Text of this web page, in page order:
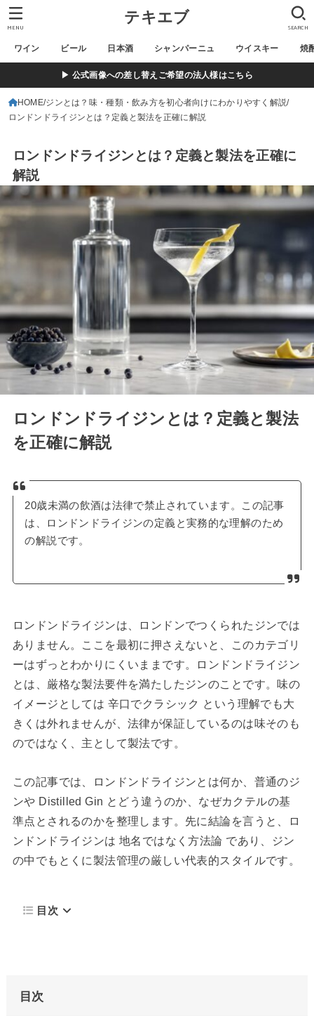
テキエブ
ワイン ビール 日本酒 シャンパーニュ ウイスキー 焼
SEARCH
MENU
▶ 公式画像への差し替えご希望の法人様はこちら
HOME ジンとは？味・種類・飲み方を初心者向けにわかりやすく解説
ロンドンドライジンとは？定義と製法を正確に解説
ロンドンドライジンとは？定義と製法を正確に
解説
ロンドンドライジンとは？定義と製法
を正確に解説
20歳未満の飲酒は法律で禁止されています。この記事
は、ロンドンドライジンの定義と実務的な理解のため
の解説です。
ロンドンドライジンは、ロンドンでつくられたジンでは
ありません。ここを最初に押さえないと、このカテゴリ
ーはずっとわかりにくいままです。ロンドンドライジン
とは、厳格な製法要件を満たしたジンのことです。味の
イメージとしては 辛口でクラシック という理解でも大
きくは外れませんが、法律が保証しているのは味そのも
のではなく、主として製法です。
この記事では、ロンドンドライジンとは何か、普通のジ
ンや Distilled Gin とどう違うのか、なぜカクテルの基
準点とされるのかを整理します。先に結論を言うと、ロ
ンドンドライジンは 地名ではなく方法論 であり、ジン
の中でもとくに製法管理の厳しい代表的スタイルです。
目次
目次